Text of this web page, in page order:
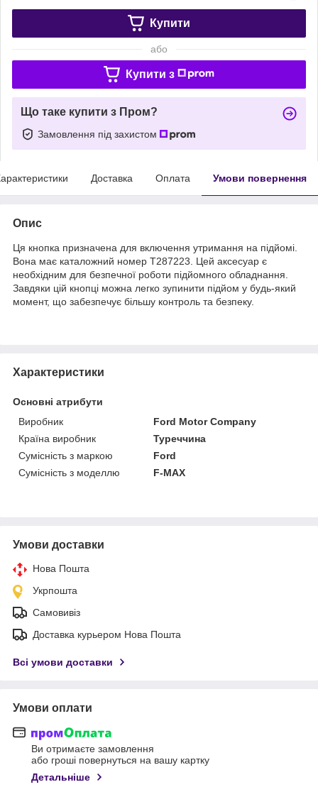
Купити
або
Купити з
Що таке купити з Пром?
Замовлення під захистом
Доставка Оплата Умови повернення
Опис
Ця кнопка призначена для включення утримання на підйомі.
Вона має каталожний номер T287223. Цей аксесуар є
необхідним для безпечної роботи підйомного обладнання.
Завдяки цій кнопці можна легко зупинити підйом у будь-який
момент, що забезпечує більшу контроль та безпеку.
Характеристики
Основні атрибути
Виробник
Ford Motor Company
Країна виробник
Туреччина
Сумісність з маркою
Ford
Сумісність з моделлю
F-MAX
Умови доставки
Нова Пошта
Укрпошта
Самовивіз
Доставка курьером Нова Пошта
Всі умови доставки
Умови оплати
Ви отримаєте замовлення
або гроші повернуться на вашу картку
Детальніше